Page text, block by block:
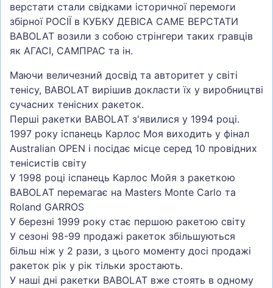
верстати стали свідками історичної перемоги
збірної РОСІЇ в КУБКУ ДЕВІСА САМЕ ВЕРСТАТИ
BABOLAT возили з собою стрінгери таких гравців
як АГАСІ, САМПРАС та ін.
Маючи величезний досвід та авторитет у світі
тенісу, BABOLAT вирішив докласти їх у виробництві
сучасних тенісних ракеток.
Перші ракетки BABOLAT з'явилися у 1994 році.
1997 року іспанець Карлос Моя виходить у фінал
Australian OPEN і посідає місце серед 10 провідних
тенісистів світу
У 1998 році іспанець Карлос Мойя з ракеткою
BABOLAT перемагає на Masters Monte Carlo та
Roland GARROS
У березні 1999 року стає першою ракетою світу
У сезоні 98-99 продажі ракеток збільшуються
більш ніж у 2 рази, з цього моменту досі продажі
ракеток рік у рік тільки зростають.
У наші дні ракетки BABOLAT вже стоять в одному